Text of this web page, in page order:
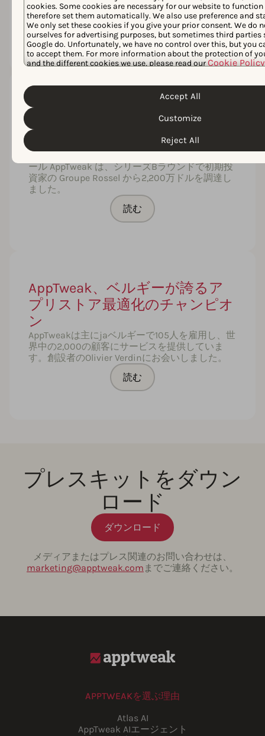
cookies. Some cookies are necessary for our website to
therefore set them automatically. We also use preference and
We only set these cookies if you give your prior consent. We do
ourselves for advertising purposes, but sometimes third parties
Google do. Unfortunately, we have no control over this, but you
to accept them. For more information about the protection of
and the different cookies we use, please read ourCookie Policy
Reject All
Customize
Accept All
した。
読む
ブリュッセルに拠点を置く
AppTweak、シリーズBラウンド
で2,200万ドルを調達
ール AppTweak は、シリーズBラウンドで初期投
資家の Groupe Rossel から2,200万ドルを調達し
ました。
読む
AppTweak、ベルギーが誇るア
プリストア最適化のチャンピオ
ン
AppTweakは主にjaベルギーで105人を雇用し、世
界中の2,000の顧客にサービスを提供していま
す。創設者のOlivier Verdinにお会いしました。
読む
プレスキットをダウン
ロード
ダウンロード
メディアまたはプレス関連のお問い合わせは、
marketing@apptweak.com までご連絡ください。
APPTWEAKを選ぶ理由
Atlas AI
AppTweak AIエージェント